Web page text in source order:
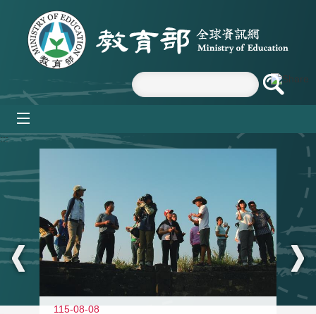
跳到主要內容區塊
:::
115-08-08